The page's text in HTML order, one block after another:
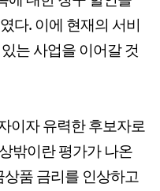
다. 이에 현재의 서비
는 사업을 이어갈 것
이자 유력한 후보자로
밖이란 평가가 나온
품 금리를 인상하고